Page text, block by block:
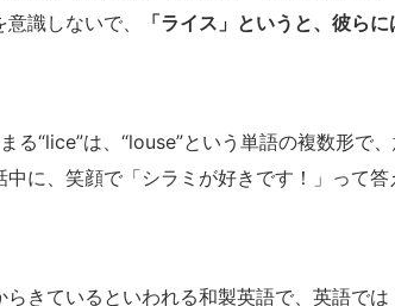
識しないで、
「ライス」というと、彼ら
る“lice”は、“louse”という単語の複数形で
に、笑顔で「シラミが好きです！」って答
きているといわれる和製英語で、英語では